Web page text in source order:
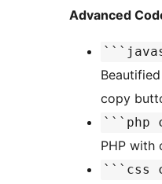
Advanced
copy
```php
PHP with
```css